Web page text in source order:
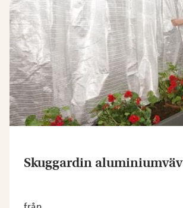
Skuggardin aluminiumväv